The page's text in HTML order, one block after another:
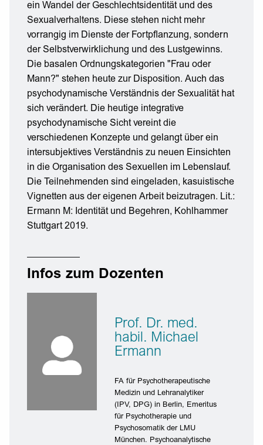
ein Wandel der Geschlechtsidentität und des
Sexualverhaltens. Diese stehen nicht mehr
vorrangig im Dienste der Fortpflanzung, sondern
der Selbstverwirklichung und des Lustgewinns.
Die basalen Ordnungskategorien "Frau oder
Mann?" stehen heute zur Disposition. Auch das
psychodynamische Verständnis der Sexualität hat
sich verändert. Die heutige integrative
psychodynamische Sicht vereint die
verschiedenen Konzepte und gelangt über ein
intersubjektives Verständnis zu neuen Einsichten
in die Organisation des Sexuellen im Lebenslauf.
Die Teilnehmenden sind eingeladen, kasuistische
Vignetten aus der eigenen Arbeit beizutragen. Lit.:
Ermann M: Identität und Begehren, Kohlhammer
Stuttgart 2019.
Infos zum Dozenten
Prof. Dr. med.
habil. Michael
Ermann
FA für Psychotherapeutische
Medizin und Lehranalytiker
(IPV, DPG) in Berlin, Emeritus
für Psychotherapie und
Psychosomatik der LMU
München. Psychoanalytische